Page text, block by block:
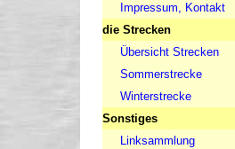
Impressum, Kontakt
die Strecken
Übersicht Strecken
Sommerstrecke
Winterstrecke
Sonstiges
Linksammlung